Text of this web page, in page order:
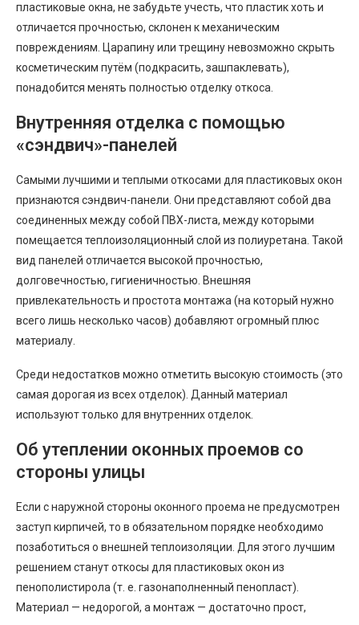
пластиковые окна, не забудьте учесть, что пластик хоть и
отличается прочностью, склонен к механическим
повреждениям. Царапину или трещину невозможно скрыть
косметическим путём (подкрасить, зашпаклевать),
понадобится менять полностью отделку откоса.
Внутренняя отделка с помощью
«сэндвич»-панелей
Самыми лучшими и теплыми откосами для пластиковых окон
признаются сэндвич-панели. Они представляют собой два
соединенных между собой ПВХ-листа, между которыми
помещается теплоизоляционный слой из полиуретана. Такой
вид панелей отличается высокой прочностью,
долговечностью, гигиеничностью. Внешняя
привлекательность и простота монтажа (на который нужно
всего лишь несколько часов) добавляют огромный плюс
материалу.
Среди недостатков можно отметить высокую стоимость (это
самая дорогая из всех отделок). Данный материал
используют только для внутренних отделок.
Об утеплении оконных проемов со
стороны улицы
Если с наружной стороны оконного проема не предусмотрен
заступ кирпичей, то в обязательном порядке необходимо
позаботиться о внешней теплоизоляции. Для этого лучшим
решением станут откосы для пластиковых окон из
пенополистирола (т. е. газонаполненный пенопласт).
Материал — недорогой, а монтаж — достаточно прост,